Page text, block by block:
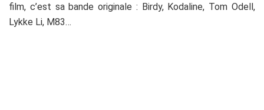
film, c’est sa bande originale : Birdy, Kodaline, Tom Odell,
Lykke Li, M83…